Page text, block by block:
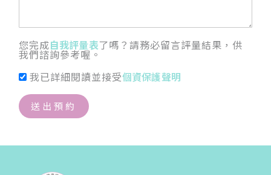
您完成自我評量表了嗎？請務必留言評量結果，供
我們諮詢參考喔。
我已詳細閱讀並接受個資保護聲明
送出預約